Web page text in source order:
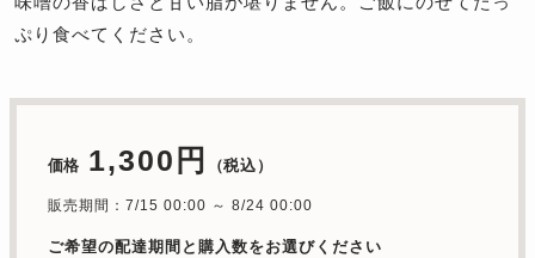
ぷり食べてください。
価格 1,300円 （税込）
販売期間：7/15 00:00 ～ 8/24 00:00
ご希望の配達期間と購入数をお選びください